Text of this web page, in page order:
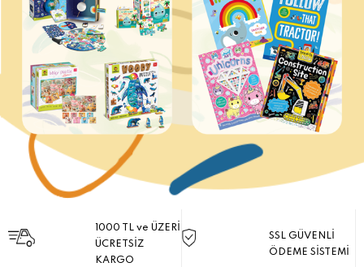
1000 TL ve ÜZERİ
ÜCRETSİZ
KARGO
SSL GÜVENLİ
ÖDEME SİSTEMİ